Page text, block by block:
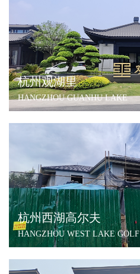
杭州观湖里
HANGZHOU GUANHU LAKE
杭州西湖高尔夫
HANGZHOU WEST LAKE GOLF